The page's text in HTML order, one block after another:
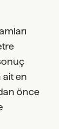
ait en
önce